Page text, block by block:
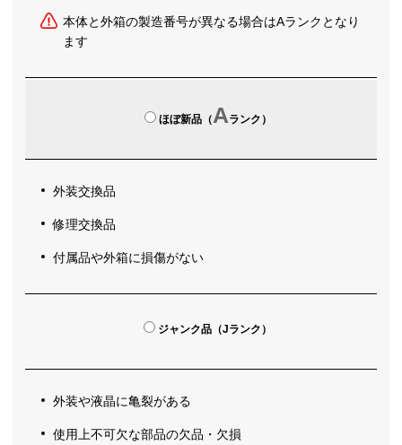
本体と外箱の製造番号が異なる場合はAランクとなり
ます
ほぼ新品（Aランク）
外装交換品
修理交換品
付属品や外箱に損傷がない
ジャンク品（Jランク）
外装や液晶に亀裂がある
使用上不可欠な部品の欠品・欠損